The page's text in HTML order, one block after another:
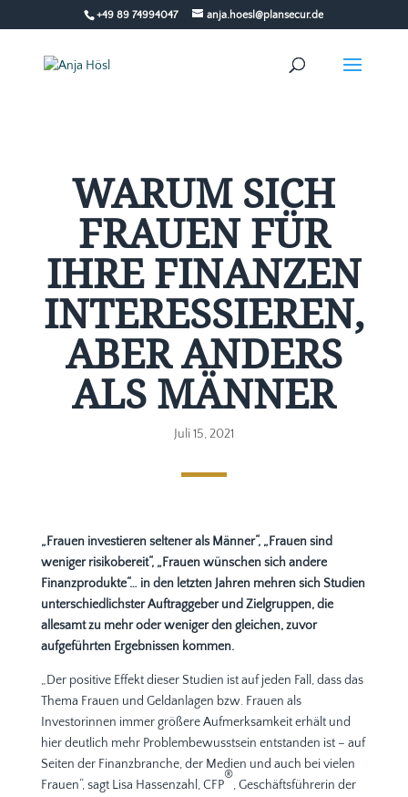
+49 89 74994047 anja.hoesl@plansecur.de
WARUM SICH
FRAUEN FÜR
IHRE FINANZEN
INTERESSIEREN,
ABER ANDERS
ALS MÄNNER
Juli 15, 2021
„Frauen investieren seltener als Männer“, „Frauen sind
weniger risikobereit“, „Frauen wünschen sich andere
Finanzprodukte“… in den letzten Jahren mehren sich Studien
unterschiedlichster Auftraggeber und Zielgruppen, die
allesamt zu mehr oder weniger den gleichen, zuvor
aufgeführten Ergebnissen kommen.
„Der positive Effekt dieser Studien ist auf jeden Fall, dass das
Thema Frauen und Geldanlagen bzw. Frauen als
Investorinnen immer größere Aufmerksamkeit erhält und
hier deutlich mehr Problembewusstsein entstanden ist – auf
Seiten der Finanzbranche, der Medien und auch bei vielen
Frauen“, sagt Lisa Hassenzahl, CFP
®
, Geschäftsführerin der